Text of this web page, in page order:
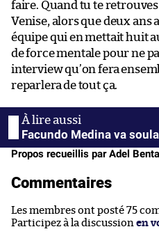
faire. Quand tu te retrouves
Venise, alors que deux ans
équipe qui en mettait huit
de force mentale pour ne
interview qu’on fera
reparlera de tout ça.
Facundo Medina va
Propos recueillis par Adel
Commentaires
Les membres ont posté 75
Participez à la discussion en